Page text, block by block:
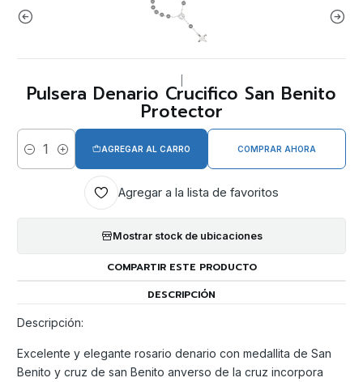
Pulsera Denario Crucifico San Benito
Protector
Cantidad
AGREGAR AL CARRO COMPRAR AHORA
Agregar a la lista de favoritos
Mostrar stock de ubicaciones
COMPARTIR ESTE PRODUCTO
DESCRIPCIÓN
Descripción:
Excelente y elegante rosario denario con medallita de San
Benito y cruz de san Benito anverso de la cruz incorpora